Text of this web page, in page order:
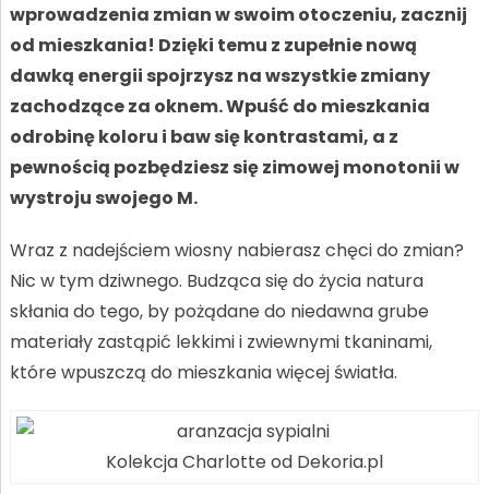
wprowadzenia zmian w swoim otoczeniu, zacznij
od mieszkania! Dzięki temu z zupełnie nową
dawką energii spojrzysz na wszystkie zmiany
zachodzące za oknem. Wpuść do mieszkania
odrobinę koloru i baw się kontrastami, a z
pewnością pozbędziesz się zimowej monotonii w
wystroju swojego M.
Wraz z nadejściem wiosny nabierasz chęci do zmian?
Nic w tym dziwnego. Budząca się do życia natura
skłania do tego, by pożądane do niedawna grube
materiały zastąpić lekkimi i zwiewnymi tkaninami,
które wpuszczą do mieszkania więcej światła.
Kolekcja Charlotte od Dekoria.pl